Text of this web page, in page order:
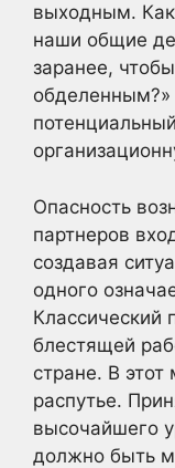
выходным.
наши общие
заранее,
Опасность
партнеров
создавая
одного
Классический
блестящей
стране. В
распутье.
высочайшего
должно быть